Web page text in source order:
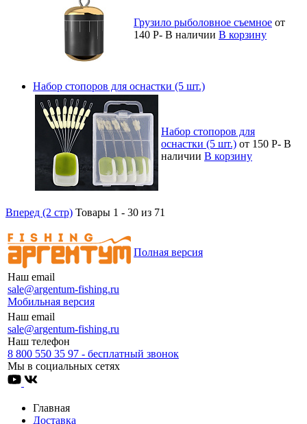
Грузило рыболовное съемное от
140 Р- В наличии В корзину
Набор стопоров для оснастки (5 шт.)
Набор стопоров для
оснастки (5 шт.) от 150 Р- В
наличии В корзину
Вперед (2 стр) Товары 1 - 30 из 71
Наш email
sale@argentum-fishing.ru
Мобильная версия
Полная версия
Наш email
sale@argentum-fishing.ru
Наш телефон
8 800 550 35 97 - бесплатный звонок
Мы в социальных сетях
Главная
Доставка